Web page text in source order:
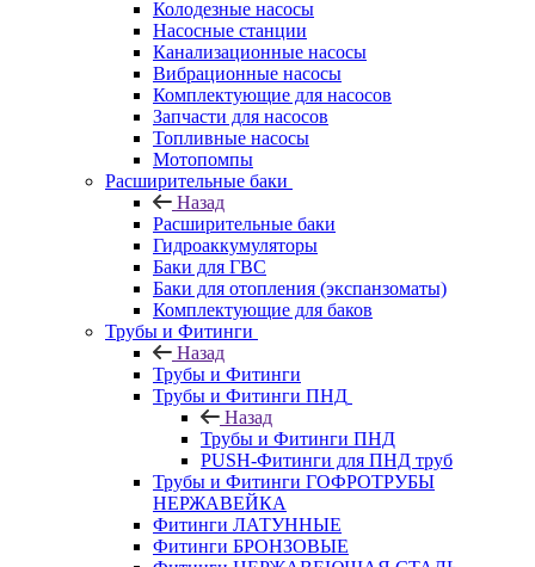
Колодезные насосы
Насосные станции
Канализационные насосы
Вибрационные насосы
Комплектующие для насосов
Запчасти для насосов
Топливные насосы
Мотопомпы
Расширительные баки
Назад
Расширительные баки
Гидроаккумуляторы
Баки для ГВС
Баки для отопления (экспанзоматы)
Комплектующие для баков
Трубы и Фитинги
Назад
Трубы и Фитинги
Трубы и Фитинги ПНД
Назад
Трубы и Фитинги ПНД
PUSH-Фитинги для ПНД труб
Трубы и Фитинги ГОФРОТРУБЫ
НЕРЖАВЕЙКА
Фитинги ЛАТУННЫЕ
Фитинги БРОНЗОВЫЕ